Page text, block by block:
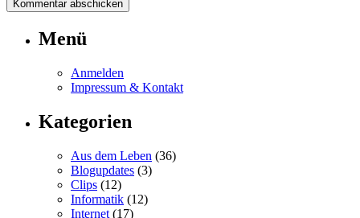
Menü
Anmelden
Impressum & Kontakt
Kategorien
Aus dem Leben (36)
Blogupdates (3)
Clips (12)
Informatik (12)
Internet (17)